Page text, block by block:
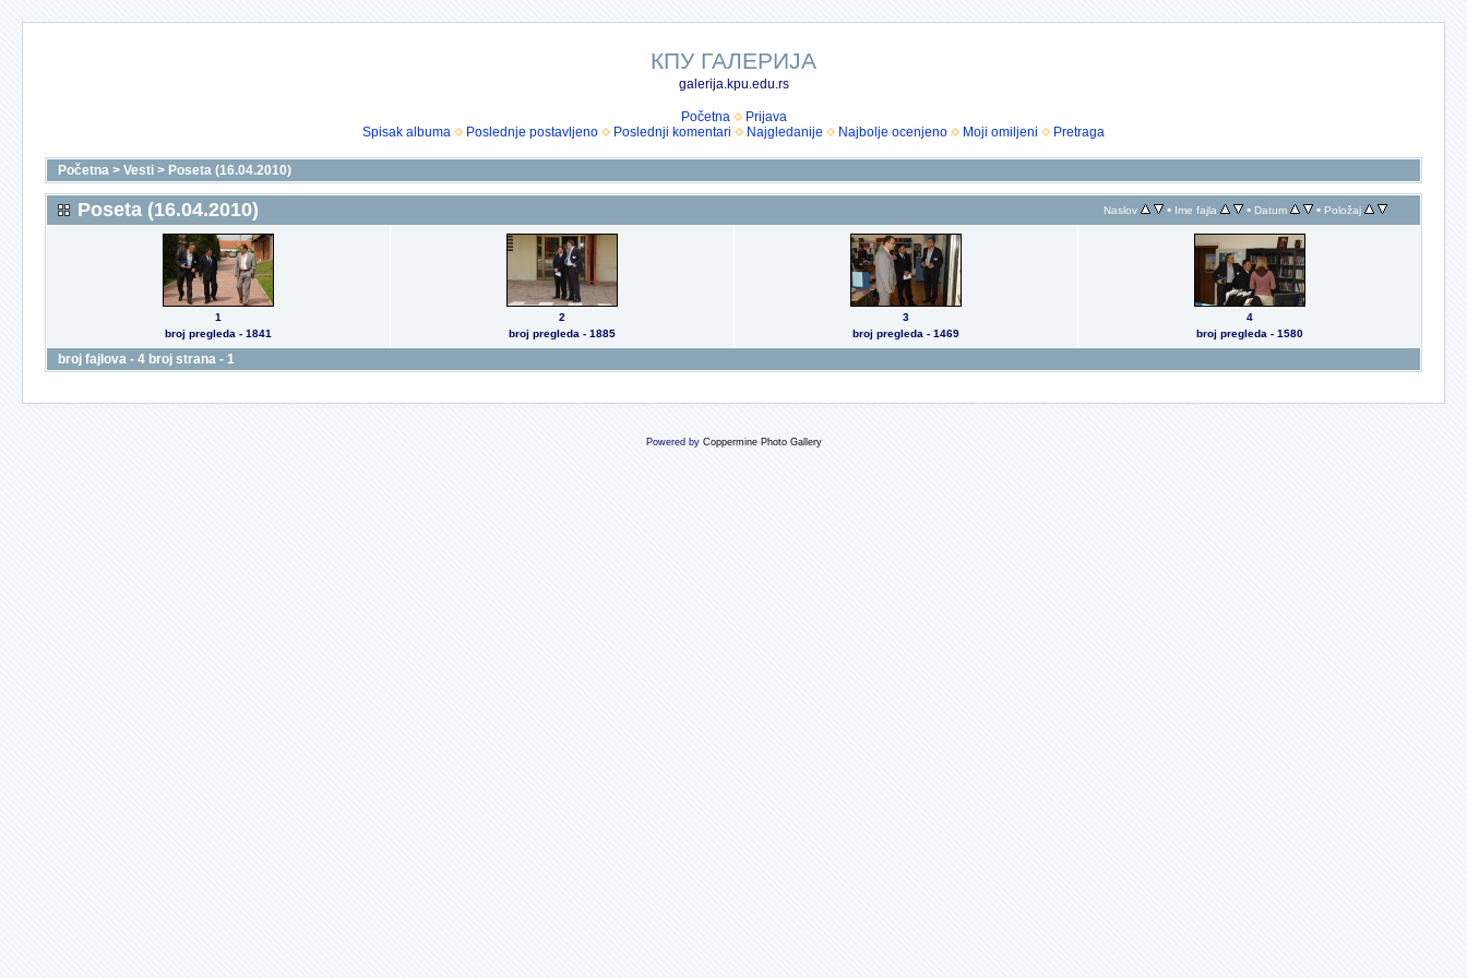
КПУ ГАЛЕРИЈА
galerija.kpu.edu.rs
Početna
Prijava
Spisak albuma
Poslednje postavljeno Poslednji komentari Najgledanije Najbolje ocenjeno Moji omiljeni Pretraga
Početna > Vesti > Poseta (16.04.2010)
Poseta (16.04.2010) Naslov • Ime fajla • Datum • Položaj
1
broj pregleda - 1841
2
broj pregleda - 1885
3
broj pregleda - 1469
4
broj pregleda - 1580
broj fajlova - 4 broj strana - 1
Powered by Coppermine Photo Gallery